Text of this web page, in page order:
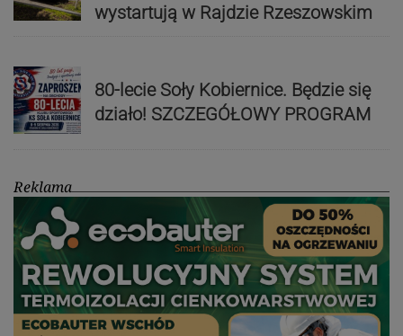
wystartują w Rajdzie Rzeszowskim
80-lecie Soły Kobiernice. Będzie się
działo! SZCZEGÓŁOWY PROGRAM
Reklama